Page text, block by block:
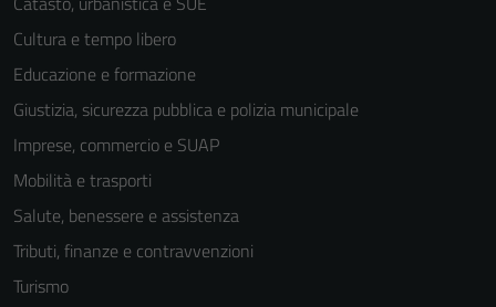
Cultura e tempo libero
Educazione e formazione
Giustizia, sicurezza pubblica e polizia municipale
Imprese, commercio e SUAP
Mobilità e trasporti
Salute, benessere e assistenza
Tributi, finanze e contravvenzioni
Turismo